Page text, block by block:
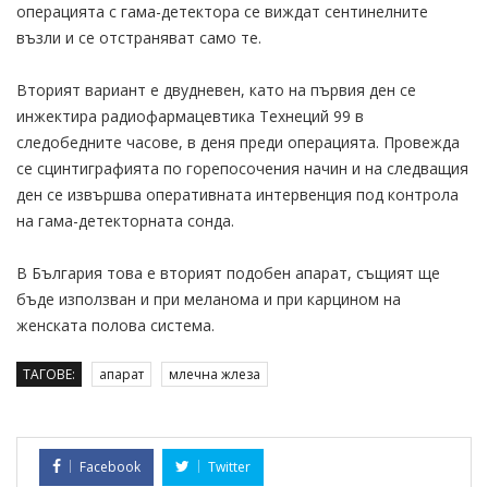
операцията с гама-детектора се виждат сентинелните
възли и се отстраняват само те.
Вторият вариант е двудневен, като на първия ден се
инжектира радиофармацевтика Технеций 99 в
следобедните часове, в деня преди операцията. Провежда
се сцинтиграфията по горепосочения начин и на следващия
ден се извършва оперативната интервенция под контрола
на гама-детекторната сонда.
В България това е вторият подобен апарат, същият ще
бъде използван и при меланома и при карцином на
женската полова система.
ТАГОВЕ: апарат млечна жлеза
Facebook Twitter